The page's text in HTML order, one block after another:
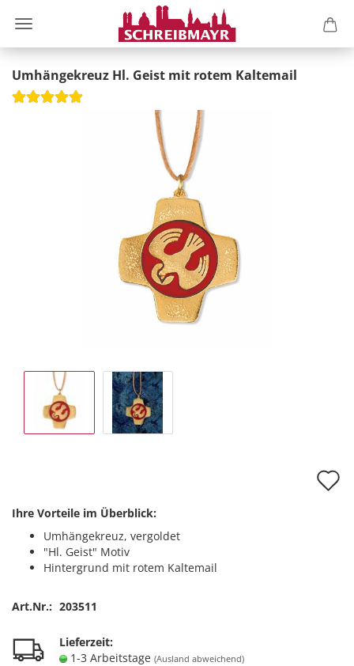
Umhängekreuz Hl. Geist mit rotem Kaltemail
Ihre Vorteile im Überblick:
Umhängekreuz, vergoldet
"Hl. Geist" Motiv
Hintergrund mit rotem Kaltemail
Art.Nr.: 203511
Lieferzeit:
1-3 Arbeitstage (Ausland abweichend)